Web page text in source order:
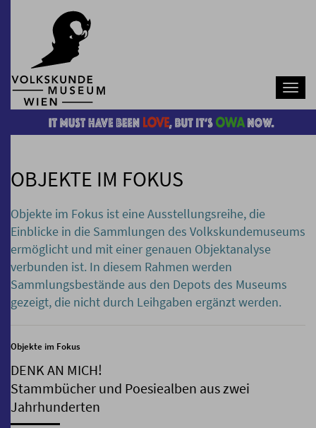
OBJEKTE IM FOKUS
Objekte im Fokus ist eine Ausstellungsreihe, die
Einblicke in die Sammlungen des Volkskundemuseums
ermöglicht und mit einer genauen Objektanalyse
verbunden ist. In diesem Rahmen werden
Sammlungsbestände aus den Depots des Museums
gezeigt, die nicht durch Leihgaben ergänzt werden.
Objekte im Fokus
DENK AN MICH!
Stammbücher und Poesiealben aus zwei
Jahrhunderten